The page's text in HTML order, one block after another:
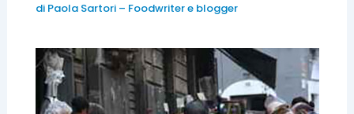
di Paola Sartori – Foodwriter e blogger